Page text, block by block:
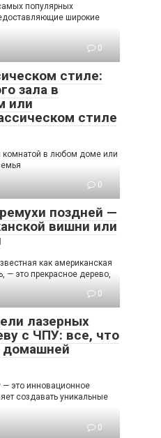
популярных
широкие
0
стиле:
зала в
или
стиле
комнатой в любом доме или
0
поздней —
вишни или
как американская
— это прекрасное дерево,
0
лазерных
с ЧПУ: все, что
домашней
— это инновационное
создавать уникальные
0